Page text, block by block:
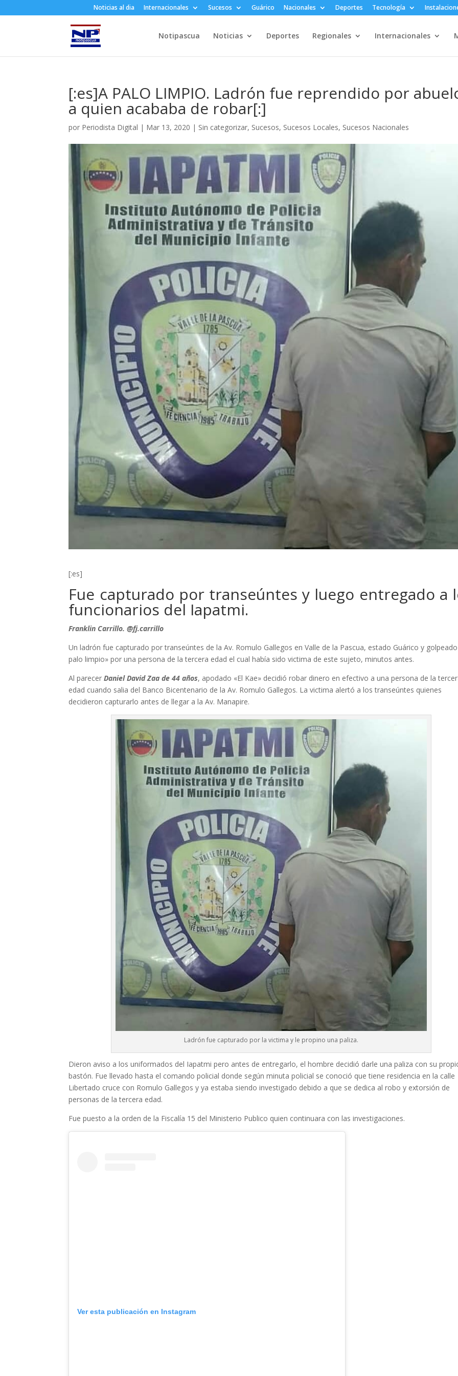
Noticias al dia Internacionales Sucesos Guárico Nacionales Deportes Tecnología
Notipascua Noticias Deportes Regionales Internacionales
[:es]A PALO LIMPIO. Ladrón fue reprendido por
a quien acababa de robar[:]
por Periodista Digital | Mar 13, 2020 | Sin categorizar, Sucesos, Sucesos Locales, Sucesos Nacionales
[:es]
Fue capturado por transeúntes y luego entregado a
funcionarios del Iapatmi.
Franklin Carrillo. @fj.carrillo
Un ladrón fue capturado por transeúntes de la Av. Romulo Gallegos en Valle de la Pascua, estado Guárico y
palo limpio» por una persona de la tercera edad el cual había sido victima de este sujeto, minutos antes.
Al parecerDaniel David Zaa de 44 años, apodado «El Kae» decidió robar dinero en efectivo a una persona de la
edad cuando salia del Banco Bicentenario de la Av. Romulo Gallegos. La victima alertó a los transeúntes quienes
decidieron capturarlo antes de llegar a la Av. Manapire.
Ladrón fue capturado por la victima y le propino una paliza.
Dieron aviso a los uniformados del Iapatmi pero antes de entregarlo, el hombre decidió darle una paliza con su
bastón. Fue llevado hasta el comando policial donde según minuta policial se conoció que tiene residencia en la calle
Libertado cruce con Romulo Gallegos y ya estaba siendo investigado debido a que se dedica al robo y extorsión de
personas de la tercera edad.
Fue puesto a la orden de la Fiscalía 15 del Ministerio Publico quien continuara con las investigaciones.
Ver esta publicación en Instagram